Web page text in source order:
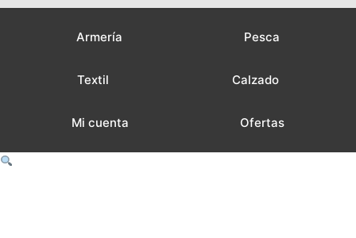
Armería Pesca
Textil Calzado
Mi cuenta Ofertas